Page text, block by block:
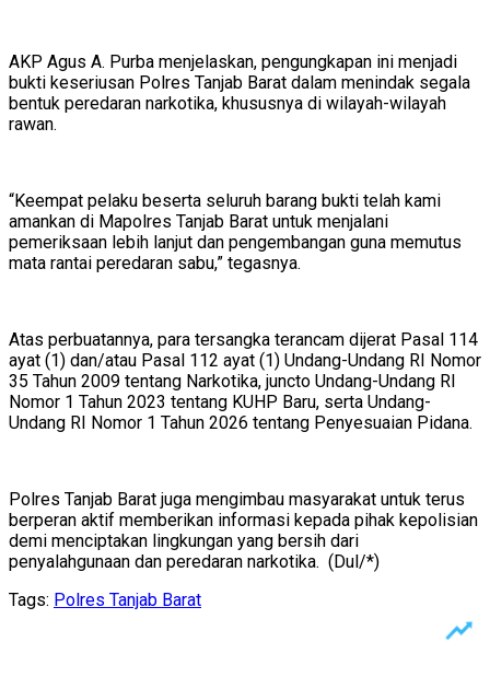
AKP Agus A. Purba menjelaskan, pengungkapan ini menjadi
bukti keseriusan Polres Tanjab Barat dalam menindak segala
bentuk peredaran narkotika, khususnya di wilayah-wilayah
rawan.
“Keempat pelaku beserta seluruh barang bukti telah kami
amankan di Mapolres Tanjab Barat untuk menjalani
pemeriksaan lebih lanjut dan pengembangan guna memutus
mata rantai peredaran sabu,” tegasnya.
Atas perbuatannya, para tersangka terancam dijerat Pasal 114
ayat (1) dan/atau Pasal 112 ayat (1) Undang-Undang RI Nomor
35 Tahun 2009 tentang Narkotika, juncto Undang-Undang RI
Nomor 1 Tahun 2023 tentang KUHP Baru, serta Undang-
Undang RI Nomor 1 Tahun 2026 tentang Penyesuaian Pidana.
Polres Tanjab Barat juga mengimbau masyarakat untuk terus
berperan aktif memberikan informasi kepada pihak kepolisian
demi menciptakan lingkungan yang bersih dari
penyalahgunaan dan peredaran narkotika. (Dul/*)
Tags: Polres Tanjab Barat